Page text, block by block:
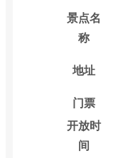
景点名
称
地址
门票
开放时
间